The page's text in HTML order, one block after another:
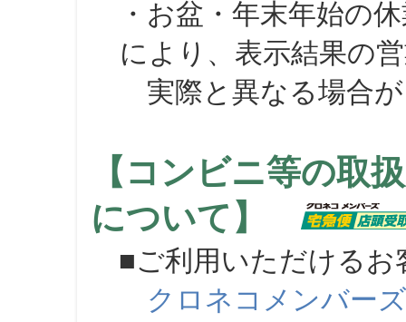
・お盆・年末年始の
により、表示結果の
実際と異なる場合が
【コンビニ等の取
について】
■ご利用いただけるお
クロネコメンバーズ